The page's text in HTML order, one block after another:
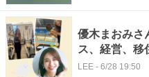
優木まおみさ
ス、経営、移
食事・休養】
LEE - 6/28 19:50